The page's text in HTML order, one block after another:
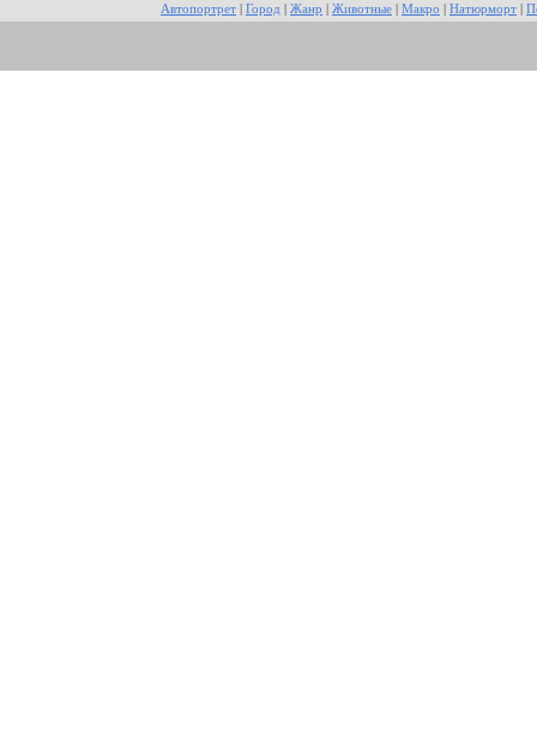
Автопортрет Город Жанр Животные Макро Натюрморт